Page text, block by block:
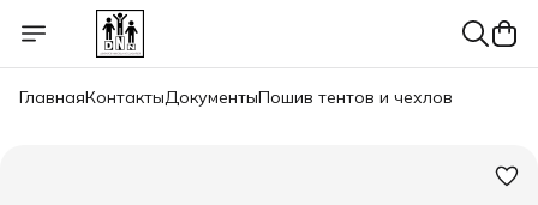
ГлавнаяКонтактыДокументыПошив тентов и чехлов